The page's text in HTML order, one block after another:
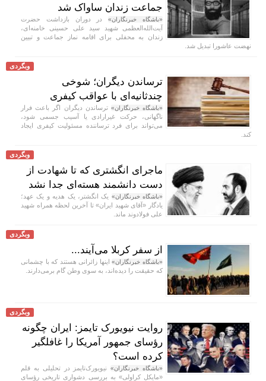
جماعت زندان ساواک شد
«باشگاه خبرنگاران»در دوران بازداشت حضرت
آیت‌الله‌العظمی شهید سید علی حسینی خامنه‌ای،
زندان به محفلی برای اقامه نماز جماعت و تبیین
نهضت عاشورا تبدیل شد.
وبگردی
ترساندن دیگران؛ شوخی
چندثانیه‌ای با عواقب کیفری
«باشگاه خبرنگاران» ترساندن دیگران اگر باعث فرار
ناگهانی، حرکت غیرارادی یا آسیب جسمی شود،
می‌تواند برای فرد ترساننده مسئولیت کیفری ایجاد
کند.
وبگردی
ماجرای انگشتری که تا شهادت از
دست دانشمند هسته‌ای جدا نشد
«باشگاه خبرنگاران» یک انگشتر، یک هدیه و یک عهد؛
یادگار «آقای شهید ایران» تا آخرین لحظه همراه شهید
علی فولادوند ماند.
وبگردی
از سفر کربلا می‌آیند...
«باشگاه خبرنگاران»اینها زائرانی هستند که با چشمانی
که حقیقت را دیده‌اند، به سوی وطن گام برمی‌دارند.
وبگردی
روایت نیویورک تایمز: ایران چگونه
رؤسای جمهور آمریکا را غافلگیر
کرده است؟
«باشگاه خبرنگاران»نیویورک‌تایمز در تحلیلی به قلم
«مایکل کراولی» به بررسی دشواری تاریخی رؤسای